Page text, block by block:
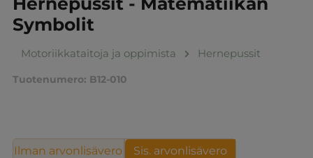
Symbolit
Motoriikkataitoja ja oppimista Hernepussit
Tuotenumero: B12-010
Ilman arvonlisävero Sis. arvonlisävero